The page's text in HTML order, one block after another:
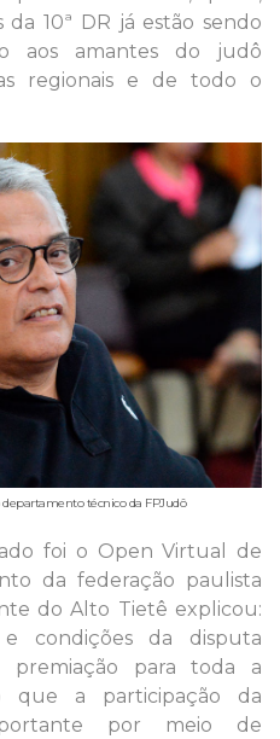
10ª DR já estão sendo
aos amantes do judô
regionais e de todo o
departamento técnico da FPJudô
foi o Open Virtual de
da federação paulista
do Alto Tietê explicou:
e condições da disputa
premiação para toda a
que a participação da
por meio de